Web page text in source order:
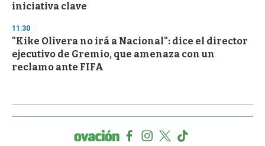
iniciativa clave
11:30
"Kike Olivera no irá a Nacional": dice el director
ejecutivo de Gremio, que amenaza con un
reclamo ante FIFA